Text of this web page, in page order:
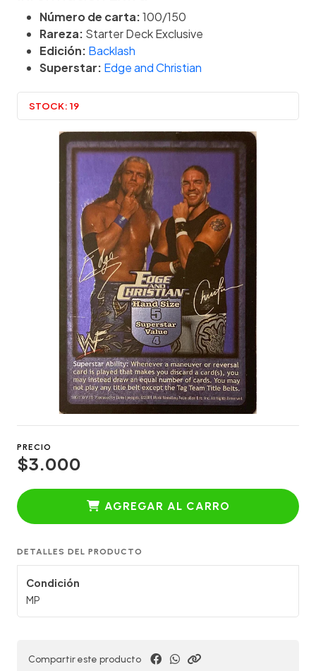
Número de carta:100/150
Rareza: Starter Deck Exclusive
Edición: Backlash
Superstar: Edge and Christian
STOCK: 19
PRECIO
$3.000
AGREGAR AL CARRO
DETALLES DEL PRODUCTO
Condición
MP
Compartir este producto